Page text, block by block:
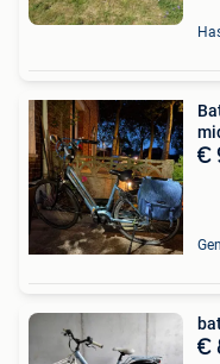
€
€